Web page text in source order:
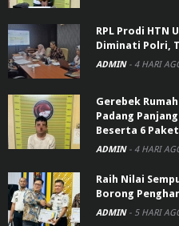
RPL Prodi HTN
Diminati Polri,
ADMIN - 4 HARI
Gerebek
Padang
Beserta 6
ADMIN - 4 HARI
Raih Nilai
Borong
ADMIN - 5 HARI